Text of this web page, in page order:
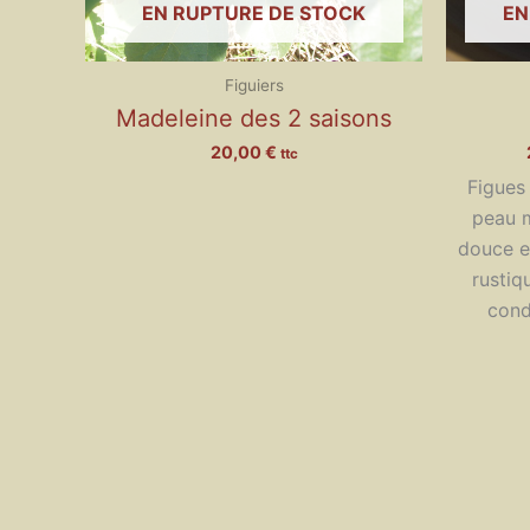
EN RUPTURE DE STOCK
Figuiers
Madeleine des 2 saisons
20,00 € ttc
peau
douce